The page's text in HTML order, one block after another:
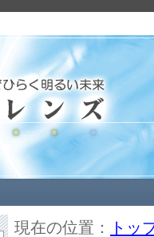
現在の位置：
トッ